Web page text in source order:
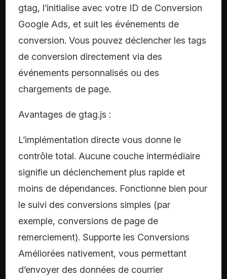
gtag, l’initialise avec votre ID de Conversion
Google Ads, et suit les événements de
conversion. Vous pouvez déclencher les tags
de conversion directement via des
événements personnalisés ou des
chargements de page.
Avantages de gtag.js :
L’implémentation directe vous donne le
contrôle total. Aucune couche intermédiaire
signifie un déclenchement plus rapide et
moins de dépendances. Fonctionne bien pour
le suivi des conversions simples (par
exemple, conversions de page de
remerciement). Supporte les Conversions
Améliorées nativement, vous permettant
d’envoyer des données de courrier